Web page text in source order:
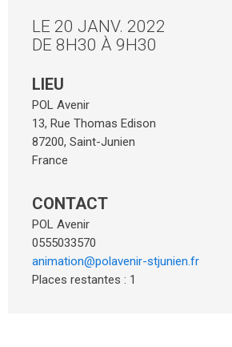
LE 20 JANV. 2022
DE 8H30 À 9H30
LIEU
POL Avenir
13, Rue Thomas Edison
87200, Saint-Junien
France
CONTACT
POL Avenir
0555033570
animation@polavenir-stjunien.fr
Places restantes : 1